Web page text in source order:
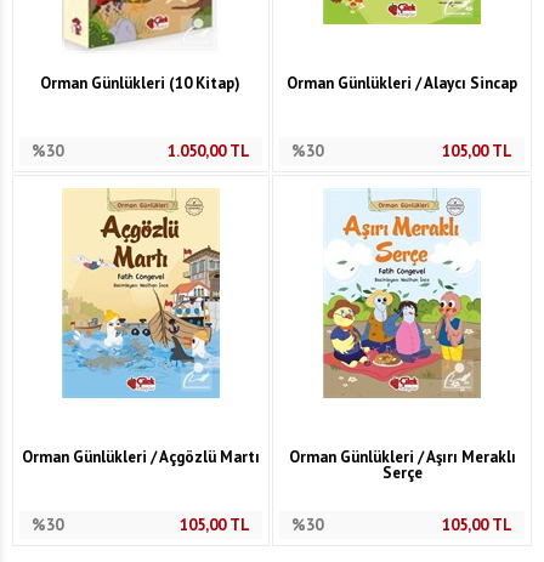
Orman Günlükleri (10 Kitap)
%30 1.050,00TL
Orman Günlükleri / Alaycı Sincap
%30 105,00TL
Orman Günlükleri / Açgözlü Martı
%30 105,00TL
Orman Günlükleri / Aşırı Meraklı
Serçe
%30 105,00TL